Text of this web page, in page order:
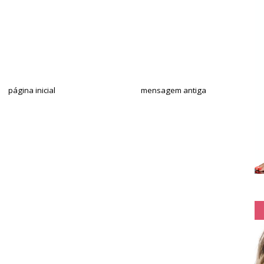
mensagem antiga
página inicial